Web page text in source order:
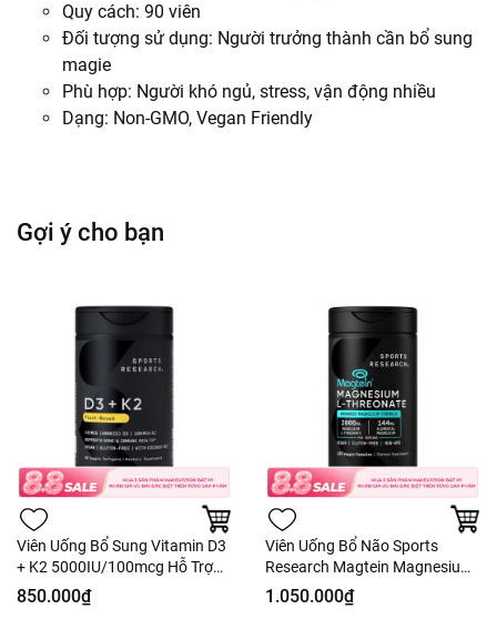
Quy cách: 90 viên
Đối tượng sử dụng: Người trưởng thành cần bổ sung
magie
Phù hợp: Người khó ngủ, stress, vận động nhiều
Dạng: Non-GMO, Vegan Friendly
Gợi ý cho bạn
Viên Uống Bổ Sung Vitamin D3
+ K2 5000IU/100mcg Hỗ Trợ
Xương Khớp & Miễn Dịch - 60
850.000₫
Viên Uống Bổ Não Sports
Research Magtein Magnesium
L-Threonate 2000mg 135 Viên
- Hàng Costco
1.050.000₫